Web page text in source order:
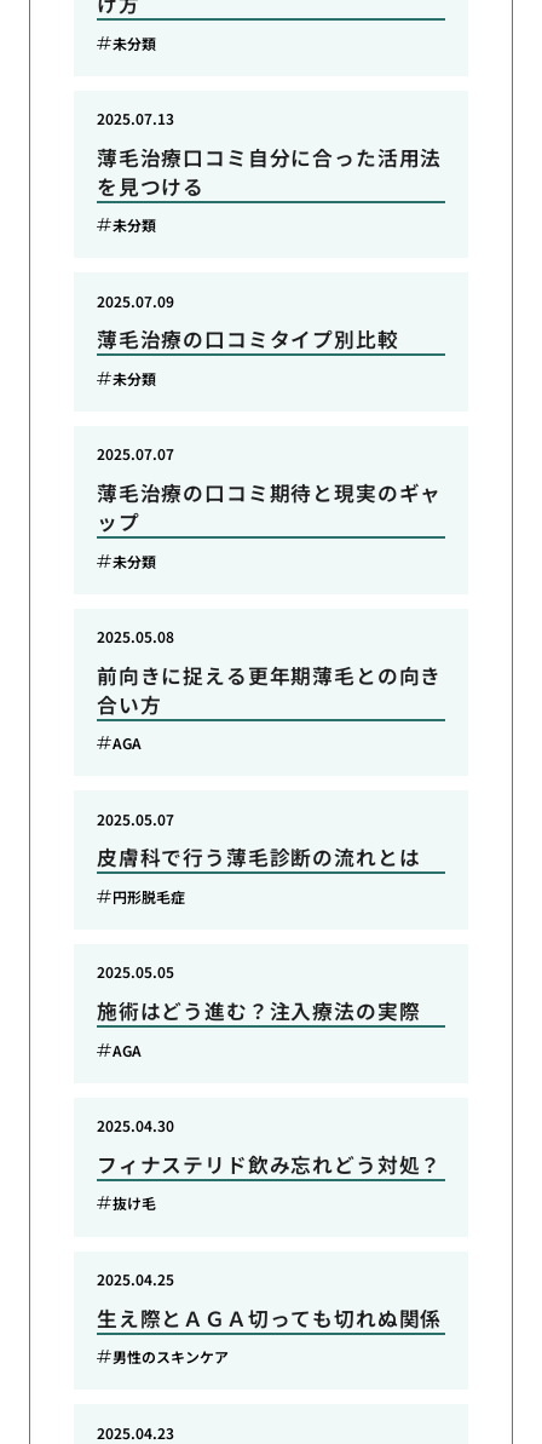
未分類
薄毛治療口コミ自分に合った活用法
を見つける
2025.07.13
未分類
薄毛治療の口コミタイプ別比較
2025.07.09
未分類
薄毛治療の口コミ期待と現実のギャ
ップ
2025.07.07
未分類
前向きに捉える更年期薄毛との向き
合い方
2025.05.08
AGA
皮膚科で行う薄毛診断の流れとは
2025.05.07
円形脱毛症
施術はどう進む？注入療法の実際
2025.05.05
AGA
フィナステリド飲み忘れどう対処？
2025.04.30
抜け毛
生え際とＡＧＡ切っても切れぬ関係
2025.04.25
男性のスキンケア
2025.04.23